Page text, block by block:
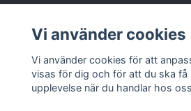
Läs mer
Vi använder cookies
Vi använder cookies för att
visas för dig och för att du ska få
upplevelse när du handlar hos